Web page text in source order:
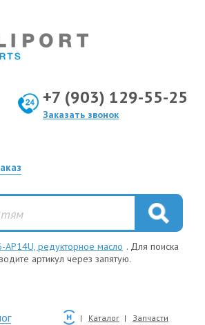
+7 (903) 129-55-25
Заказать звонок
AP14U, редукторное масло . Для поиска
артикул через запятую.
Каталог Запчасти